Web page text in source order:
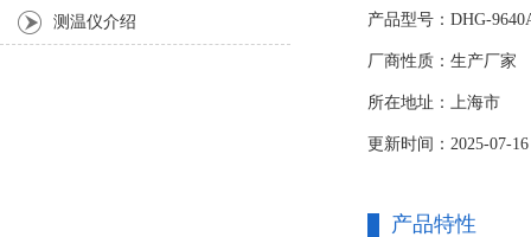
2. 内胆：1.2mm镜面
4. 保 温 层：超细耐
5. 传感器：*PT100铂
产品型号：DHG-
厂商性质：生产厂家
所在地址：上海市
更新时间：2025-07-16
产品特性
测温仪介绍